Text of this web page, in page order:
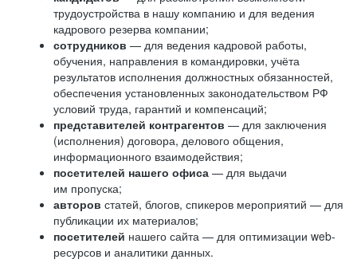
трудоустройства в нашу компанию и для ведения
кадрового резерва компании;
сотрудников — для ведения кадровой работы,
обучения, направления в командировки, учёта
результатов исполнения должностных обязанностей,
обеспечения установленных законодательством РФ
условий труда, гарантий и компенсаций;
представителей контрагентов — для заключения
(исполнения) договора, делового общения,
информационного взаимодействия;
посетителей нашего офиса — для выдачи
им пропуска;
авторов статей, блогов, спикеров мероприятий — для
публикации их материалов;
посетителей нашего сайта — для оптимизации web-
ресурсов и аналитики данных.